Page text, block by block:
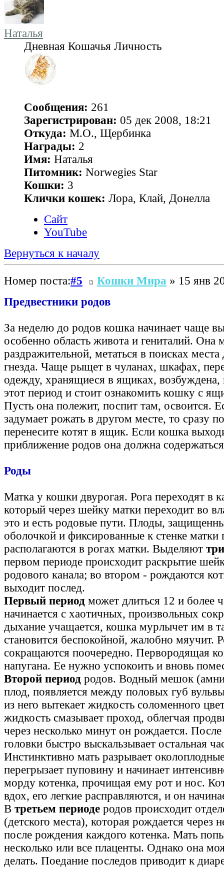
Наталья
Дневная Кошачья Личность
Сообщения: 261
Зарегистрирован: 05 дек 2008, 18:21
Откуда: М.О., Щербинка
Награды: 2
Имя: Наталья
Питомник: Norwegies Star
Кошки: 3
Клички кошек: Лора, Клай, Донелла
Сайт
YouTube
Вернуться к началу
Номер поста:#5 Кошки Мира » 15 янв
Предвестники родов
За неделю до родов кошка начинает чаще
особенно область живота и гениталий. Она
раздражительной, метаться в поисках места
гнезда. Чаще рыщет в чуланах, шкафах,
одежду, хранящиеся в ящиках,
этот период и стоит ознакомить кошку с
Пусть она полежит, поспит там, освоится.
задумает рожать в другом месте, то сразу
перенесите котят в ящик. Если кошка
приближение родов она должна
Роды
Матка у кошки двурогая. Рога переходят в
который через шейку матки переходит во
это и есть родовые пути. Плоды,
оболочкой и фиксированные к стенке матки
располагаются в рогах матки. Выделяют
первом периоде происходит раскрытие
родового канала; во втором - рождаются
выходит послед.
Первый период может длиться 12 и более
начинается с хаотичных, произвольных
дыхание учащается, кошка мурлычет им в
становится беспокойной, жалобно мяучит.
сокращаются поочередно. Первородящая
напугана. Ее нужно успокоить и вновь
Второй период родов. Водный мешок
плод, появляется между половых губ
из него вытекает жидкость соломенного
жидкость смазывает проход, облегчая
через несколько минут он рождается.
головки быстро выскальзывает остальная
Инстинктивно мать разрывает
перегрызает пуповину и начинает
морду котенка, прочищая ему рот и нос.
вдох, его легкие расправляются, и он
В третьем периоде родов происходит
(детского места), которая рождается через
после рождения каждого котенка. Мать
несколько или все плаценты. Однако она
делать. Поедание последов приводит к